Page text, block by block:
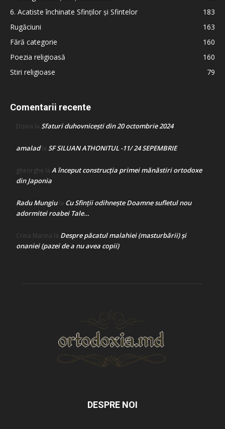
6. Acatiste închinate Sfinților și Sfintelor
183
Rugăciuni
163
Fără categorie
160
Poezia religioasă
160
Stiri religioase
79
Comentarii recente
Doina la Sfaturi duhovnicești din 20 octombrie 2024
amaladla SF SILUAN ATHONITUL -11/ 24 SEPEMBRIE
gheorghe la A început construcţia primei mănăstiri ortodoxe
din Japonia
Radu Mungiula Cu Sfinții odihnește Doamne sufletul nou
adormitei roabei Tale…
Crina Marina la Despre păcatul malahiei (masturbării) şi
onaniei (pazei de a nu avea copii)
DESPRE NOI